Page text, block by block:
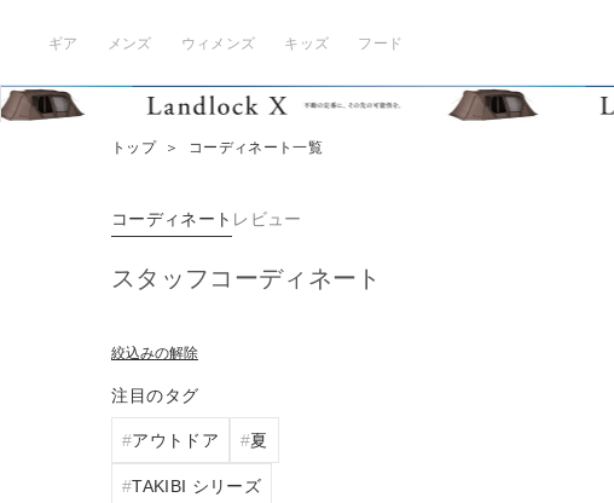
ギア メンズ ウィメンズ キッズ フード
トップ ＞ コーディネート一覧
コーディネート レビュー
スタッフコーディネート
絞込みの解除
注目のタグ
アウトドア 夏
TAKIBI シリーズ